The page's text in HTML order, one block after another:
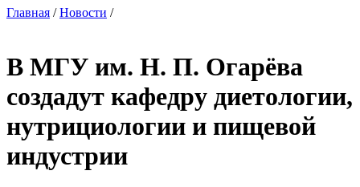
Главная /Новости /
В МГУ им. Н. П. Огарёва
создадут кафедру диетологии,
нутрициологии и пищевой
индустрии